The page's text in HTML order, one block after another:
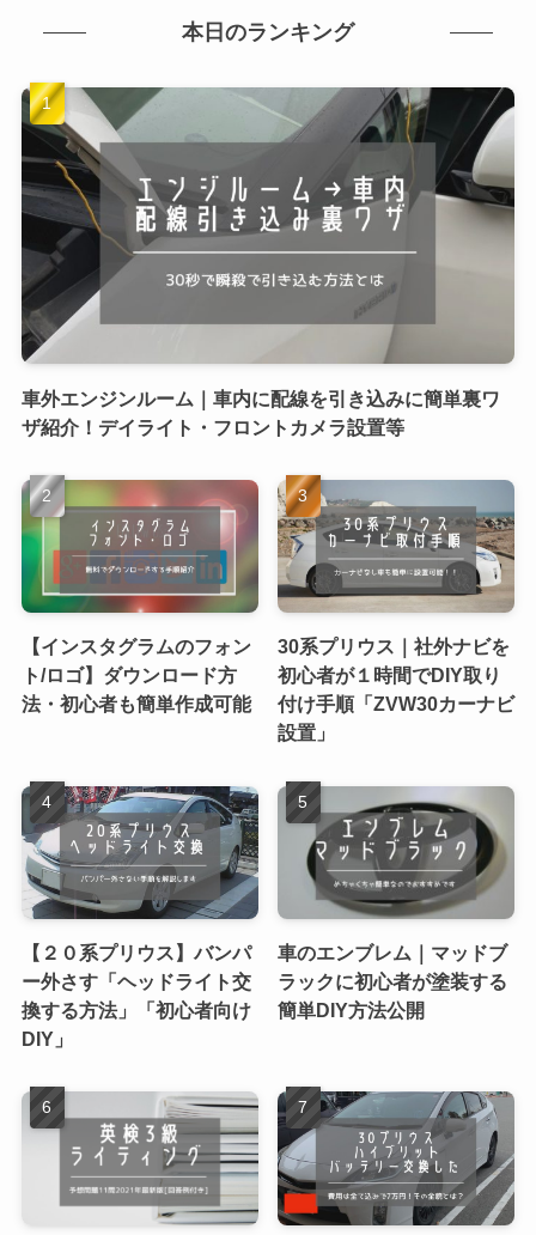
本日のランキング
車外エンジンルーム｜車内に配線を引き込みに簡単裏ワ
ザ紹介！デイライト・フロントカメラ設置等
【インスタグラムのフォン
ト/ロゴ】ダウンロード方
法・初心者も簡単作成可能
30系プリウス｜社外ナビを
初心者が１時間でDIY取り
付け手順「ZVW30カーナビ
設置」
【２０系プリウス】バンパ
ー外さす「ヘッドライト交
換する方法」「初心者向け
DIY」
車のエンブレム｜マッドブ
ラックに初心者が塗装する
簡単DIY方法公開